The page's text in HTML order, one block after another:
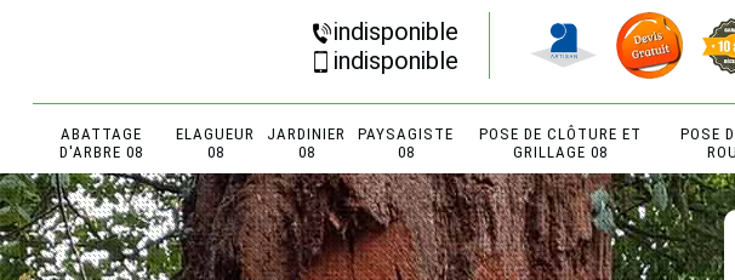
indisponible
indisponible
ABATTAGE
D'ARBRE 08
ELAGUEUR
08
JARDINIER
08
PAYSAGISTE
08
POSE DE CLÔTURE ET
GRILLAGE 08
POSE